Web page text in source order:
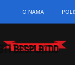
O NAMA